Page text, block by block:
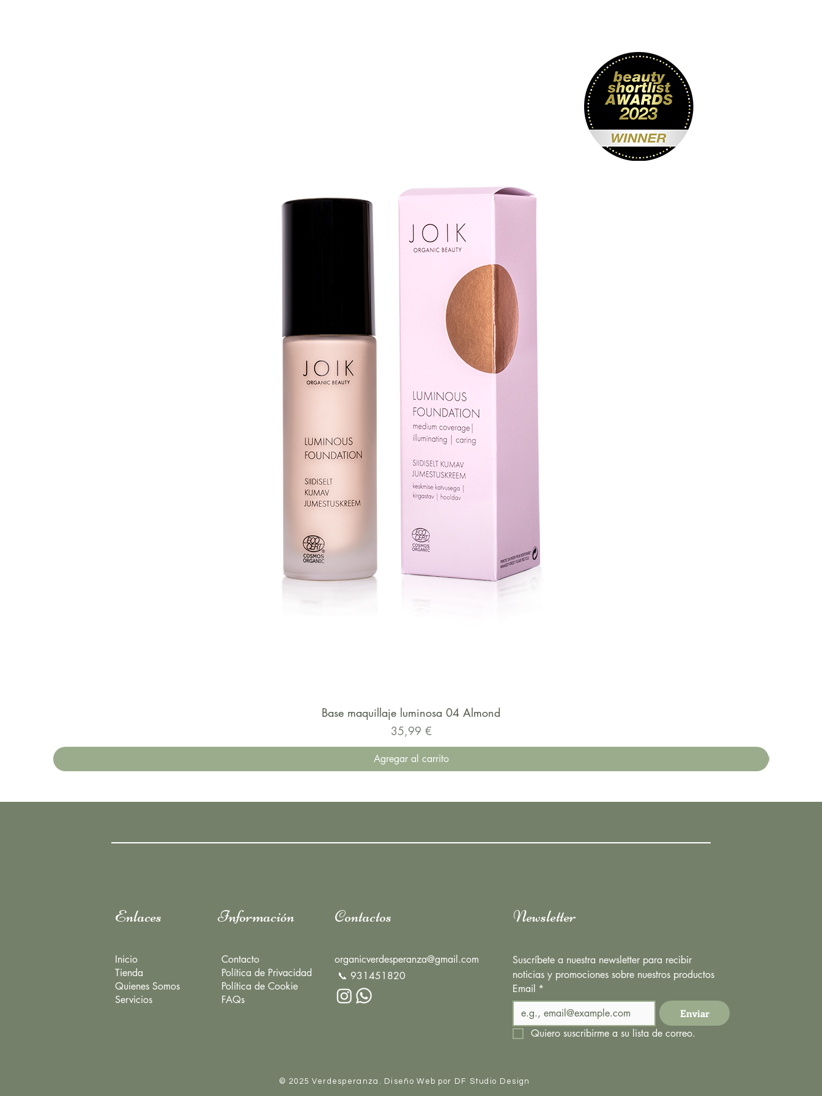
Base maquillaje luminosa 04 Almond
Precio
35,99 €
Agregar al carrito
Enlaces
Inicio
Tienda
Quienes Somos
Servicios
Información
Contacto
Política de Privacidad
Política de Cookie
FAQs
Contactos Newsletter
organicverdesperanza@gmail.com
📞 931451820
Suscríbete a nuestra newsletter para recibir
noticias y promociones sobre nuestros productos
Email *
Enviar
Quiero suscribirme a su lista de correo.
© 2025 Verdesperanza. Diseño Web por DF Studio Design